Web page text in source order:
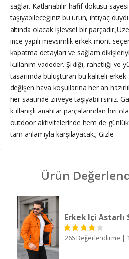
sağlar. Katlanabilir hafif dokusu
taşıyabileceğiniz bu ürün, ihtiyaç
altında olacak işlevsel bir
ince yapılı mevsimlik erkek mont
kapatma detayları ve sağlam
kullanım vadeder. Şıklığı, rahatlığı ve
tasarımda buluşturan bu kaliteli
değişen hava koşullarına her an
her saatinde zirveye taşıyabilirsiniz.
kullanışlı anahtar parçalarından biri
outdoor aktivitelerinde hem de
tam anlamıyla karşılayacak.; Gizle
Ürün
266 Değerlendirme |